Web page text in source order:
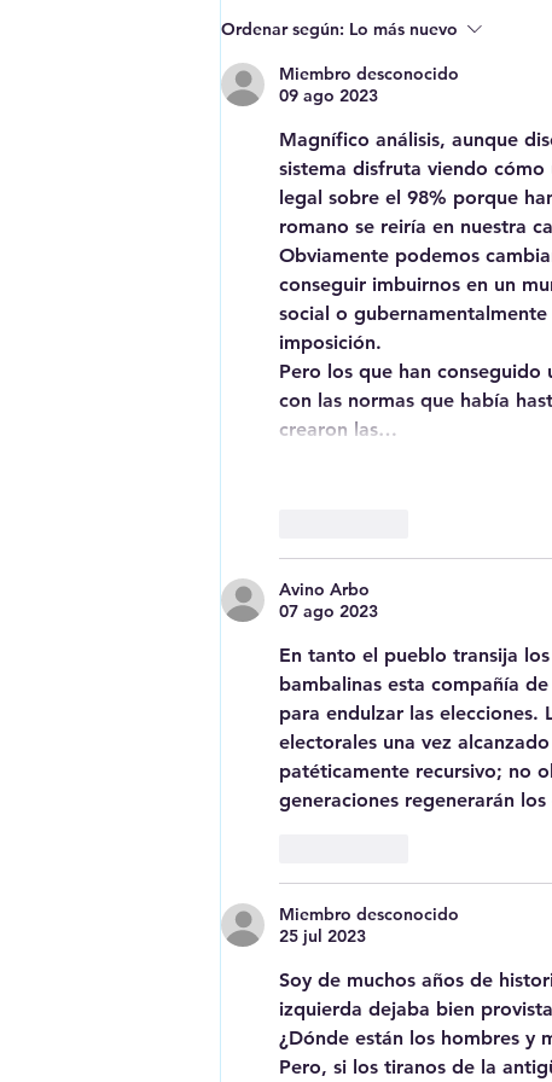
Erase una vez que se era...
los menas
Ordenar según: Lo más nuevo
Miembro desconocido
09 ago 2023
Magnífico análisis, aunque
sistema disfruta viendo
legal sobre el 98% porque
romano se reiría en nuestra
Obviamente podemos
conseguir imbuirnos en un
social o
imposición.
Pero los que han
con las normas que había
crearon las…
Avino Arbo
07 ago 2023
En tanto el pueblo transija
bambalinas esta compañía
para endulzar las elecciones.
electorales una vez
patéticamente recursivo; no
generaciones regenerarán
Miembro desconocido
25 jul 2023
Soy de muchos años de
izquierda dejaba bien
¿Dónde están los hombres y
Pero, si los tiranos de la